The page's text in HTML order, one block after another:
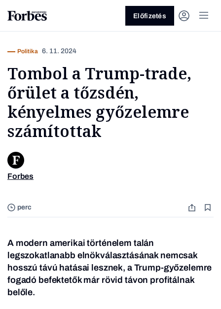
Vagy fedezze fel a következő
Előfizetés
perc
Politika 6. 11. 2024
Tombol a Trump-trade,
őrület a tőzsdén,
kényelmes győzelemre
számítottak
Forbes
A modern amerikai történelem talán
legszokatlanabb elnökválasztásának nemcsak
hosszú távú hatásai lesznek, a Trump-győzelemre
fogadó befektetők már rövid távon profitálnak
belőle.